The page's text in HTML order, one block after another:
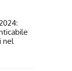
nel